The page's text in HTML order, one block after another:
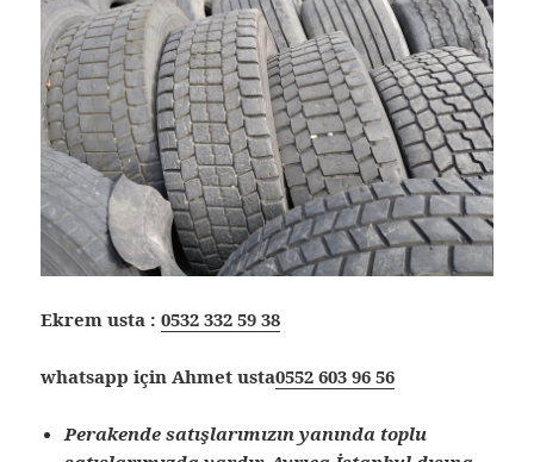
Ekrem usta :0532 332 59 38
whatsapp için Ahmet usta0552 603 96 56
Perakende satışlarımızın yanında toplu